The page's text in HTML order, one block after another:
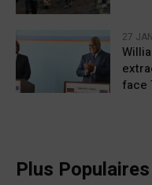
27
face
Plus Populaires